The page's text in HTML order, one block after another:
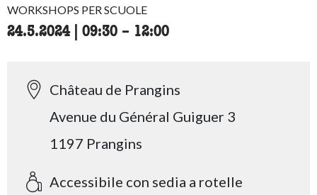
WORKSHOPS PER SCUOLE
24.5.2024| 09:30 accessibility.time_to
– 12:00
Château de Prangins
Avenue du Général Guiguer 3
1197 Prangins
Accessibile con sedia a rotelle